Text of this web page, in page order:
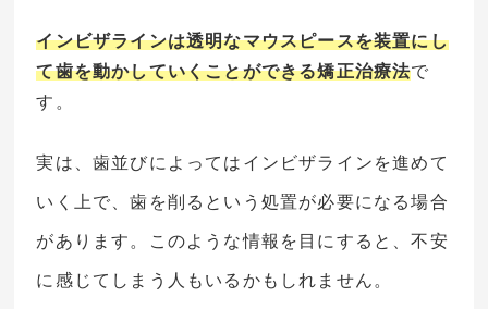
インビザラインは透明なマウスピースを装置にし
て歯を動かしていくことができる矯正治療法で
す。
実は、歯並びによってはインビザラインを進めて
いく上で、歯を削るという処置が必要になる場合
があります。このような情報を目にすると、不安
に感じてしまう人もいるかもしれません。